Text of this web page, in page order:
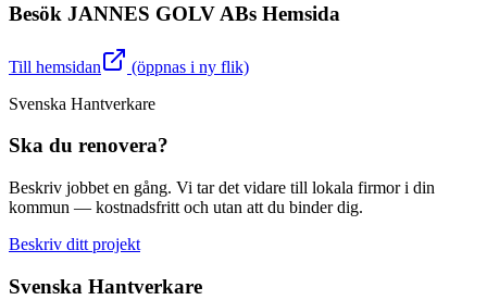
Besök JANNES GOLV ABs Hemsida
Till hemsidan
(öppnas i ny flik)
Svenska Hantverkare
Ska du renovera?
Beskriv jobbet en gång. Vi tar det vidare till lokala firmor i din
kommun — kostnadsfritt och utan att du binder dig.
Beskriv ditt projekt
Svenska Hantverkare